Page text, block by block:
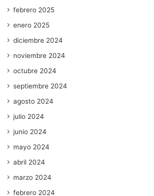
febrero 2025
enero 2025
diciembre 2024
noviembre 2024
octubre 2024
septiembre 2024
agosto 2024
julio 2024
junio 2024
mayo 2024
abril 2024
marzo 2024
febrero 2024